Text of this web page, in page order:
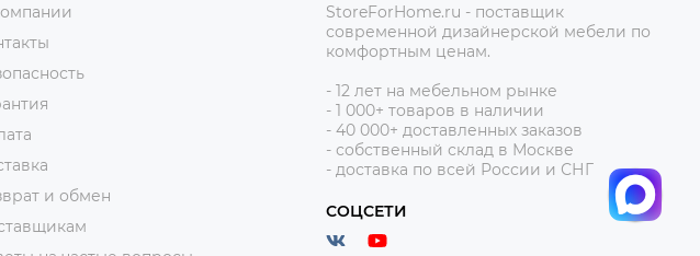
и обмен
StoreForHome.ru - поставщик
современной дизайнерской мебели по
комфортным ценам.
- 12 лет на мебельном рынке
- 1 000+ товаров в наличии
- 40 000+ доставленных заказов
- собственный склад в Москве
- доставка по всей России и СНГ
СОЦСЕТИ